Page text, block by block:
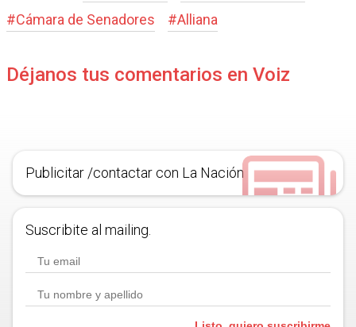
#Cámara de Senado­res #Alliana
Déjanos tus comentarios en Voiz
Publicitar /contactar con La Nación
Suscribite al mailing.